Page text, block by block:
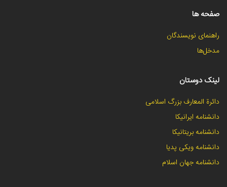
صفحه ها
راهنمای نویسندگان
مدخل‌ها
لینک دوستان
دائرة المعارف بزرگ اسلامی
دانشنامه ایرانیکا
دانشنامه بریتانیکا
دانشنامه ویکی پدیا
دانشنامه جهان اسلام